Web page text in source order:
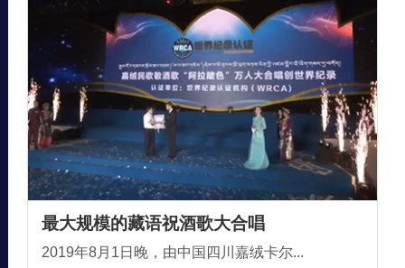
最大规模的藏语祝酒歌大合唱
2019年8月1日晚，由中国四川嘉绒卡尔...